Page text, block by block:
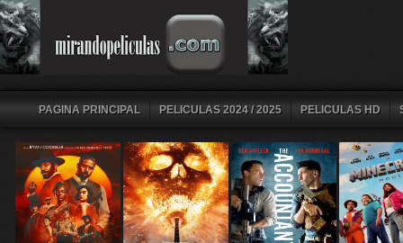
PAGINA PRINCIPAL PELICULAS 2024 / 2025 PELICULAS HD